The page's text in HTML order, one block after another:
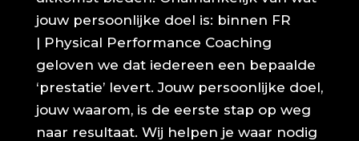
jouw persoonlijke doel is: binnen FR
| Physical Performance Coaching
geloven we dat iedereen een bepaalde
‘prestatie’ levert. Jouw persoonlijke doel,
jouw waarom, is de eerste stap op weg
naar resultaat. Wij helpen je waar nodig